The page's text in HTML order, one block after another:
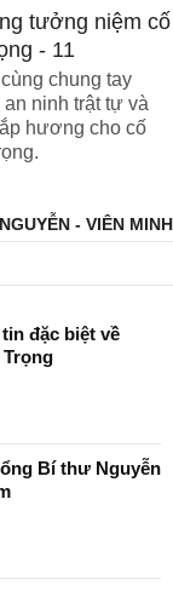
chung tay
ninh trật tự và
hương cho cố
- VIÊN MINH
đặc biệt về
Bí thư Nguyễn